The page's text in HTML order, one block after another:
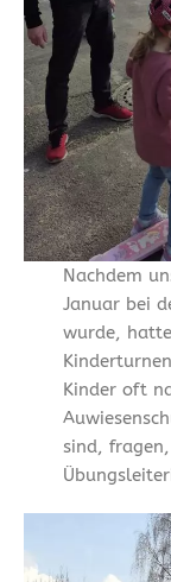
Nachdem
Januar bei
wurde,
Kinder oft
sind,